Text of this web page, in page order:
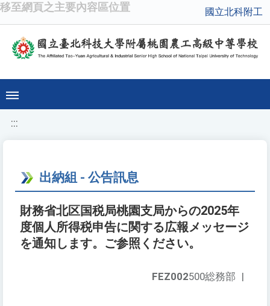
移至網頁之主要內容區位置 國立北科附工
:::
出納組 - 公告訊息
財務省北区国税局桃園支局からの2025年
度個人所得税申告に関する広報メッセージ
を通知します。ご参照ください。
FEZ002500総務部 |